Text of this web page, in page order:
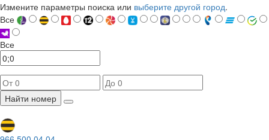
Измените параметры поиска или выберите другой город.
Все
Все
Найти номер